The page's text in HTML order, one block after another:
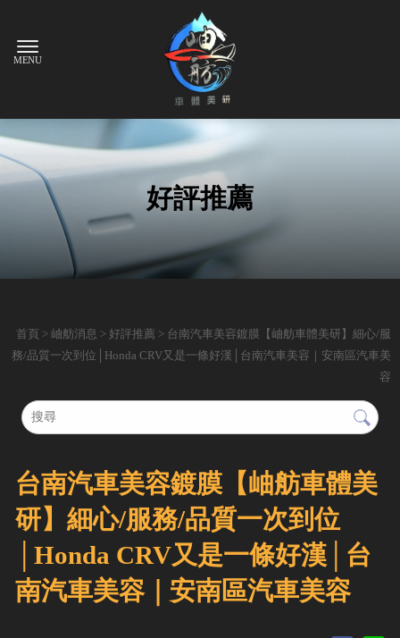
好評推薦
首頁 > 岫舫消息 > 好評推薦 > 台南汽車美容鍍膜【岫舫車體美研】細心/服
務/品質一次到位│Honda CRV又是一條好漢│台南汽車美容｜安南區汽車美
容
台南汽車美容鍍膜【岫舫車體美
研】細心/服務/品質一次到位
│Honda CRV又是一條好漢│台
南汽車美容｜安南區汽車美容